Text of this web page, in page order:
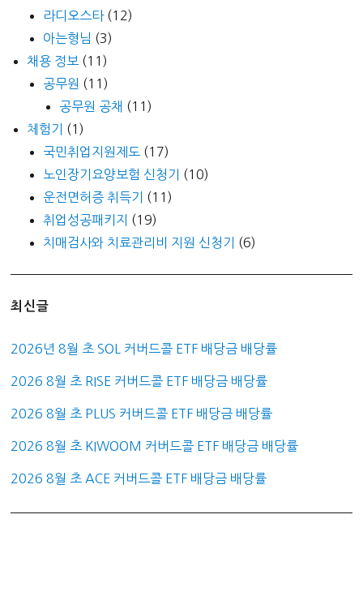
라디오스타(12)
아는형님 (3)
채용 정보 (11)
공무원 (11)
공무원 공채 (11)
체험기
(1)
국민취업지원제도 (17)
노인장기요양보험 신청기
(10)
운전면허증 취득기
(11)
취업성공패키지
(19)
치매검사와 치료관리비 지원 신청기
(6)
최신글
2026년 8월 초 SOL 커버드콜 ETF 배당금 배당률
2026 8월 초 RISE 커버드콜 ETF 배당금 배당률
2026 8월 초 PLUS 커버드콜 ETF 배당금 배당률
2026 8월 초 KIWOOM 커버드콜 ETF 배당금 배당률
2026 8월 초 ACE 커버드콜 ETF 배당금 배당률